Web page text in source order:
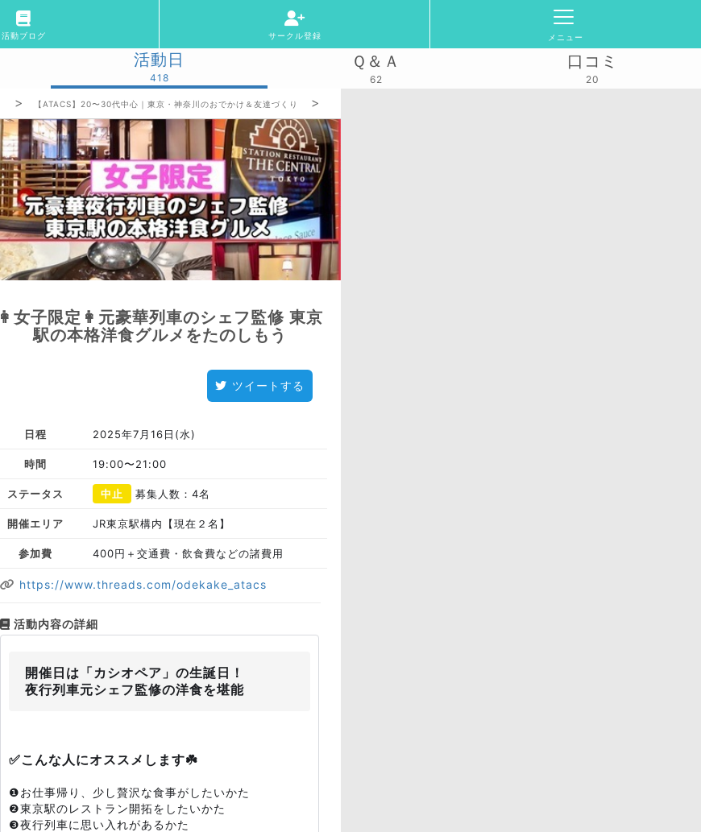
活動ブログ サークル登録 メニュー
活動日
418
Ｑ＆Ａ
62
口コミ
20
【ATACS】20〜30代中心｜東京・神奈川のおでかけ＆友達づくり
👩女子限定👩元豪華列車のシェフ監修 東京
駅の本格洋食グルメをたのしもう
ツイートする
日程 2025年7月16日(水)
時間 19:00〜21:00
ステータス 中止 募集人数：4名
開催エリア JR東京駅構内【現在２名】
参加費 400円＋交通費・飲食費などの諸費用
https://www.threads.com/odekake_atacs
活動内容の詳細
開催日は「カシオペア」の生誕日！
夜行列車元シェフ監修の洋食を堪能
✅こんな人にオススメします☘️
❶お仕事帰り、少し贅沢な食事がしたいかた
❷東京駅のレストラン開拓をしたいかた
❸夜行列車に思い入れがあるかた